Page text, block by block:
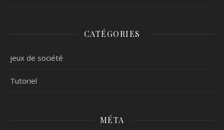
CATÉGORIES
jeux de société
Tutoriel
MÉTA